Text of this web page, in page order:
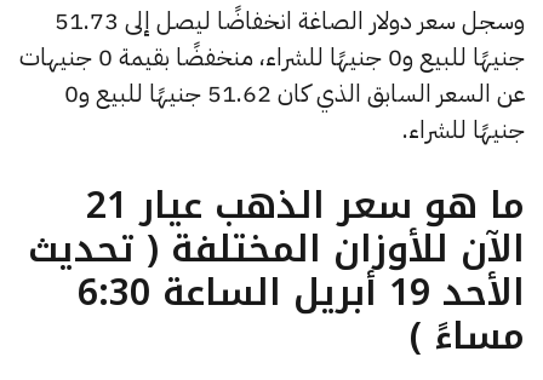
وسجل سعر دولار الصاغة انخفاضًا ليصل إلى 51.73
جنيهًا للبيع و0 جنيهًا للشراء، منخفضًا بقيمة 0 جنيهات
عن السعر السابق الذي كان 51.62 جنيهًا للبيع و0
جنيهًا للشراء.
ما هو سعر الذهب عيار 21
الآن للأوزان المختلفة ( تحديث
الأحد 19 أبريل الساعة 6:30
مساءً )